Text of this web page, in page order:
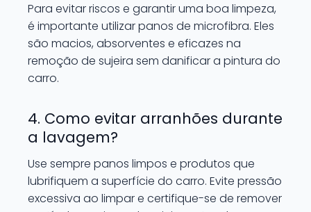
Para evitar riscos e garantir uma boa limpeza,
é importante utilizar panos de microfibra. Eles
são macios, absorventes e eficazes na
remoção de sujeira sem danificar a pintura do
carro.
4. Como evitar arranhões durante
a lavagem?
Use sempre panos limpos e produtos que
lubrifiquem a superfície do carro. Evite pressão
excessiva ao limpar e certifique-se de remover